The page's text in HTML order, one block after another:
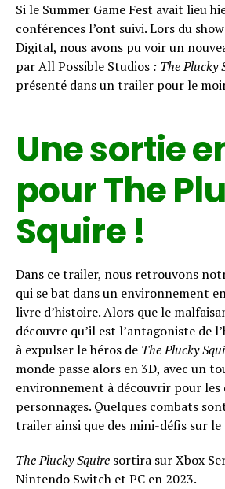
Si le Summer Game Fest avait lieu
conférences l’ont suivi. Lors du
Digital, nous avons pu voir un
par All Possible Studios : The Plucky
présenté dans un trailer pour le
Une sortie
pour The
Squire !
Dans ce trailer, nous retrouvons
qui se bat dans un environnement
livre d’histoire. Alors que le
découvre qu’il est l’antagoniste de
à expulser le héros de The Plucky
monde passe alors en 3D, avec un
environnement à découvrir pour
personnages. Quelques combats
trailer ainsi que des mini-défis sur le
The Plucky Squire sortira sur Xbox
Nintendo Switch et PC en 2023.